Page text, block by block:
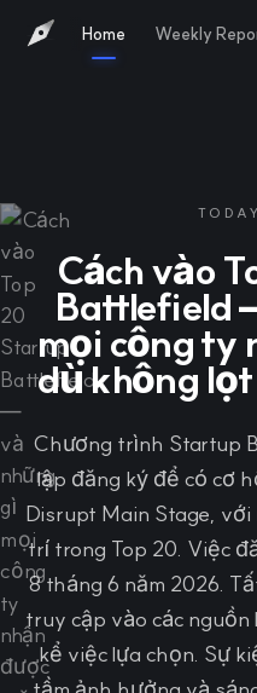
Home Weekly
Cách vào
Battlefield
mọi công ty
dù không
Chương trình Startup
lập đăng ký để có cơ
Disrupt Main Stage,
trí trong Top 20. Việc
8 tháng 6 năm 2026.
truy cập vào các
kể việc lựa chọn. Sự